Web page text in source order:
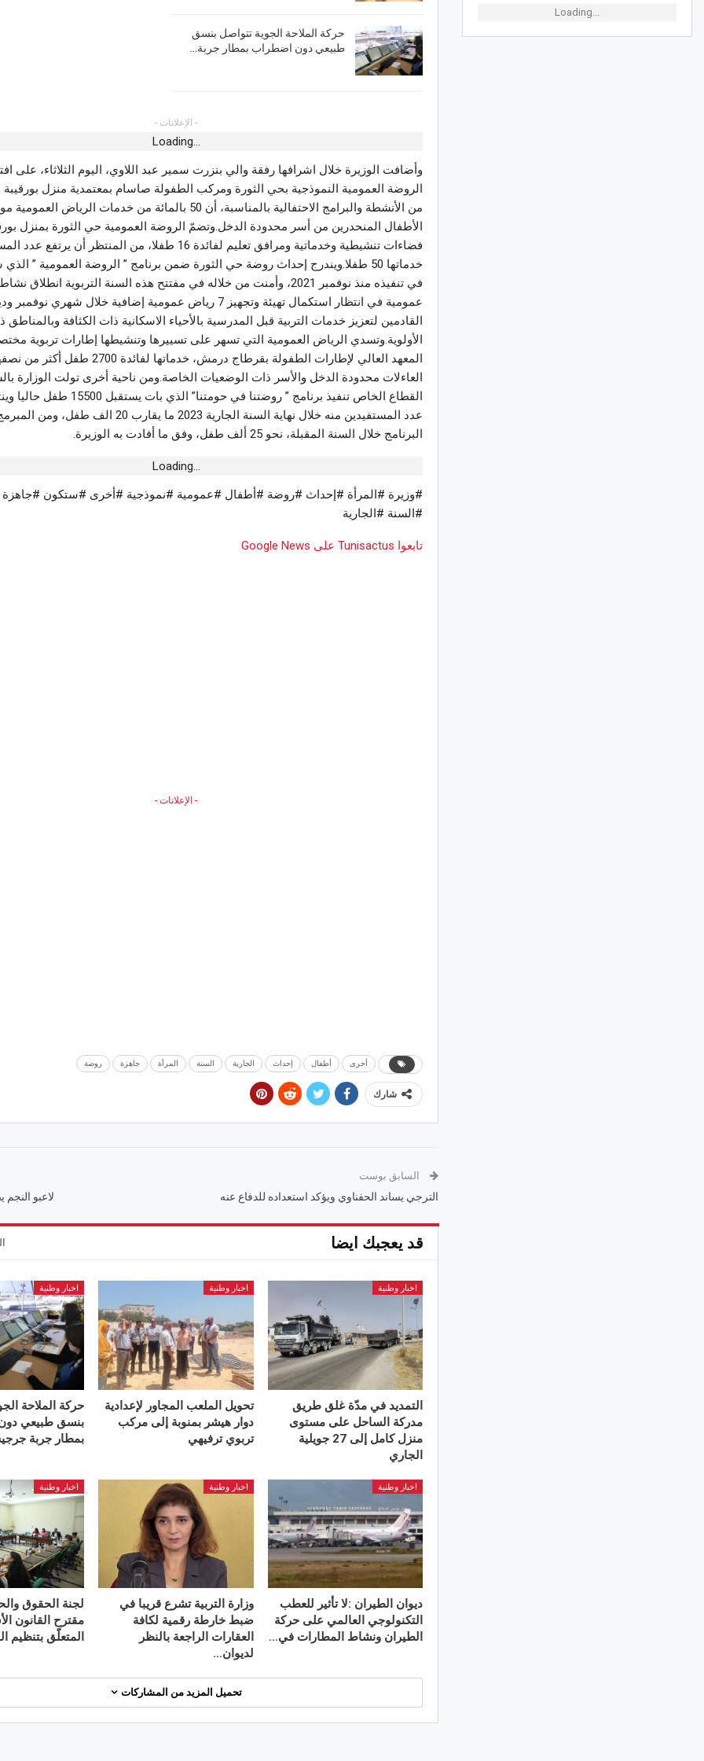
حركة الملاحة الجوية تتواصل بنسق
طبيعي دون اضطراب بمطار جربة…
- الإعلانات -
Loading...
وأضافت الوزيرة خلال اشرافها رفقة والي بنزرت سمير عبد اللاوي، اليوم الثلاثاء، على
الروضة العمومية النموذجية بحي الثورة ومركب الطفولة صاسام بمعتمدية منزل بورقيبة
من الأنشطة والبرامج الاحتفالية بالمناسبة، أن 50 بالمائة من خدمات الرياض
الأطفال المنحدرين من أسر محدودة الدخل.وتضمّ الروضة العمومية حي الثورة بمنزل
فضاءات تنشيطية وخدماتية ومرافق تعليم لفائدة 16 طفلا، من المنتظر أن
خدماتها 50 طفلا.ويندرج إحداث روضة حي الثورة ضمن برنامج ” الروضة العمومية ”
عمومية في انتظار استكمال تهيئة وتجهيز 7 رياض عمومية إضافية خلال شهري
القادمين لتعزيز خدمات التربية قبل المدرسية بالأحياء الاسكانية ذات الكثافة وبالمناطق
الأولوية.وتسدي الرياض العمومية التي تسهر على تسييرها وتنشيطها إطارات تربوية
المعهد العالي لإطارات الطفولة بقرطاج درمش، خدماتها
العاءلات محدودة الدخل والأسر ذات الوضعيات الخاصة.ومن ناحية أخرى تولت الوزارة
القطاع الخاص تنفيذ برنامج ” روضتنا في حومتنا”
عدد المستفيدين منه خلال نهاية السنة الجارية 2023 ما
البرنامج خلال السنة المقبلة، نحو 25 ألف طفل، وفق ما أفادت به الوزيرة.
Loading...
#وزيرة #المرأة #إحداث #روضة #أطفال #عمومية #نموذجية #أخرى #ستكون
#السنة #الجارية
تابعوا Tunisactus على Google News
- الإعلانات -
أخرى أطفال إحداث الجارية السنة المرأة جاهزة روضة
شارك
السابق بوست
الترجي يساند الحفناوي ويؤكد استعداده للدفاع عنه لاعبو
قد يعجبك ايضا
اخبار وطنية
التمديد في مدّة غلق طريق
مدركة الساحل على مستوى
منزل كامل إلى 27 جويلية
الجاري
اخبار وطنية
تحويل الملعب المجاور لإعدادية
دوار هيشر بمنوبة إلى مركب
تربوي ترفيهي
اخبار وطنية
حركة الملاحة
بنسق طبيعي
بمطار جربة
اخبار وطنية
ديوان الطيران :لا تأثير للعطب
التكنولوجي العالمي على حركة
الطيران ونشاط المطارات في…
اخبار وطنية
وزارة التربية تشرع قريبا في
ضبط خارطة رقمية لكافة
العقارات الراجعة بالنظر
لديوان…
اخبار وطنية
لجنة الحقوق
مقترح القانون
المتعلّق بتنظيم
تحميل المزيد من المشاركات
Loading...